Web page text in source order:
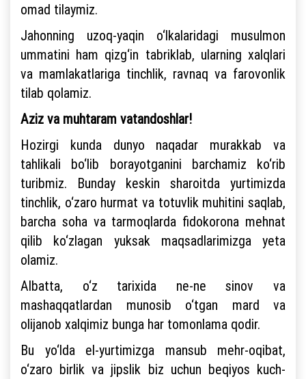
omad tilaymiz.
Jahonning uzoq-yaqin o‘lkalaridagi musulmon
ummatini ham qizg‘in tabriklab, ularning xalqlari
va mamlakatlariga tinchlik, ravnaq va farovonlik
tilab qolamiz.
Aziz va muhtaram vatandoshlar!
Hozirgi kunda dunyo naqadar murakkab va
tahlikali bo‘lib borayotganini barchamiz ko‘rib
turibmiz. Bunday keskin sharoitda yurtimizda
tinchlik, o‘zaro hurmat va totuvlik muhitini saqlab,
barcha soha va tarmoqlarda fidokorona mehnat
qilib ko‘zlagan yuksak maqsadlarimizga yeta
olamiz.
Albatta, o‘z tarixida ne-ne sinov va
mashaqqatlardan munosib o‘tgan mard va
olijanob xalqimiz bunga har tomonlama qodir.
Bu yo‘lda el-yurtimizga mansub mehr-oqibat,
o‘zaro birlik va jipslik biz uchun beqiyos kuch-